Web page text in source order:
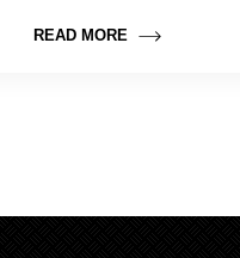
READ MORE